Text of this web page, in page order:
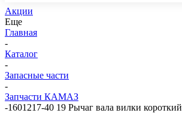
Акции
Еще
Главная
-
Каталог
-
Запасные части
-
Запчасти КАМАЗ
-1601217-40 19 Рычаг вала вилки короткий